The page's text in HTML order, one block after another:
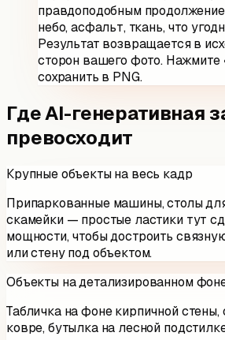
правдоподобным
небо, асфальт, ткань, что
Результат возвращается в
сторон вашего фото. Нажмите
сохранить в PNG.
Где AI-генеративная
превосходит
Крупные объекты на весь кадр
Припаркованные машины, столы
скамейки — простые ластики тут
мощности, чтобы достроить
или стену под объектом.
Объекты на детализированном
Табличка на фоне кирпичной стены,
ковре, бутылка на лесной